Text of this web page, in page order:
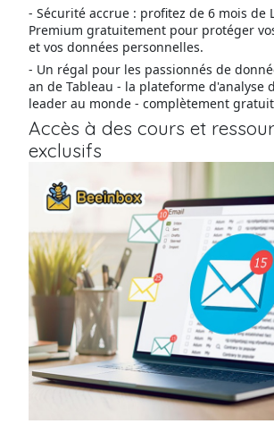
- Sécurité accrue : profitez de 6 mois de
Premium gratuitement pour protéger
et vos données personnelles.
- Un régal pour les passionnés de
an de Tableau - la plateforme d'analyse
leader au monde - complètement
Accès à des cours et
exclusifs